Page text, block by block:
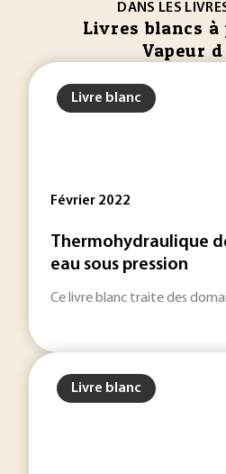
DANS LES
Livres blancs à
Vapeur d
Livre blanc
Février 2022
Thermohydraulique
eau sous pression
Ce livre blanc traite des
Livre blanc